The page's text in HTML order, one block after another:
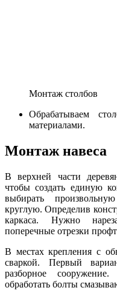
Монтаж столбов
Обрабатываем
материалами.
Монтаж навеса
В верхней части
чтобы создать единую
выбирать
круглую. Определив
каркаса. Нужно
поперечные отрезки
В местах крепления с
сваркой. Первый
разборное
обработать болты